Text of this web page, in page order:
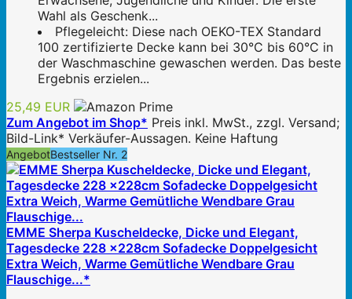
Wahl als Geschenk...
Pflegeleicht: Diese nach OEKO-TEX Standard
100 zertifizierte Decke kann bei 30°C bis 60°C in
der Waschmaschine gewaschen werden. Das beste
Ergebnis erzielen...
25,49 EUR
Zum Angebot im Shop* Preis inkl. MwSt., zzgl. Versand;
Bild-Link* Verkäufer-Aussagen. Keine Haftung
AngebotBestseller Nr. 2
EMME Sherpa Kuscheldecke, Dicke und Elegant,
Tagesdecke 228 x228cm Sofadecke Doppelgesicht
Extra Weich, Warme Gemütliche Wendbare Grau
Flauschige...*